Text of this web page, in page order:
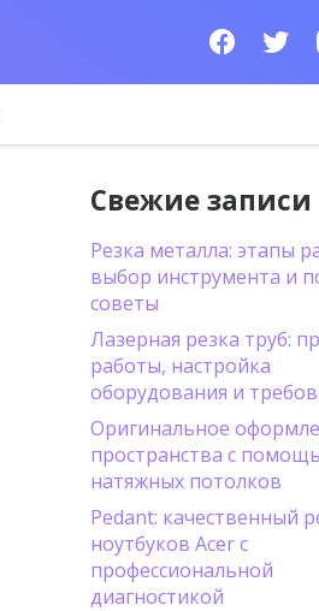
Свежие записи
Резка металла: этапы
выбор инструмента и
советы
Лазерная резка труб:
работы, настройка
оборудования и
Оригинальное
пространства с
натяжных потолков
Pedant: качественный
ноутбуков Acer с
профессиональной
диагностикой